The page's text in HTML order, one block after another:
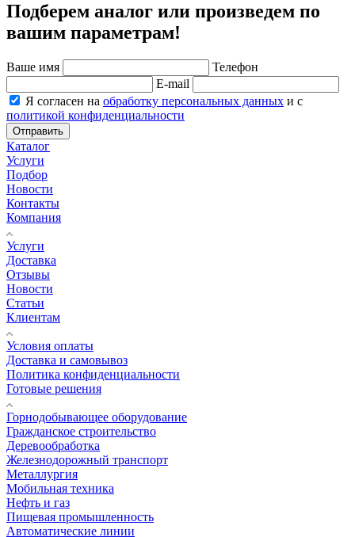
Подберем аналог или произведем по
вашим параметрам!
Ваше имя
Телефон
E-mail
Я согласен на обработку персональных данных и с
политикой конфиденциальности
Отправить
Каталог
Услуги
Подбор
Новости
Контакты
Компания
Услуги
Доставка
Отзывы
Новости
Статьи
Клиентам
Условия оплаты
Доставка и самовывоз
Политика конфиденциальности
Готовые решения
Горнодобывающее оборудование
Гражданское строительство
Деревообработка
Железнодорожный транспорт
Металлургия
Мобильная техника
Нефть и газ
Пищевая промышленность
Автоматические линии